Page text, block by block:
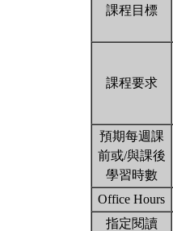
課程目標
課程要求
預期每週課
前或/與課後
學習時數
Office Hours
指定閱讀